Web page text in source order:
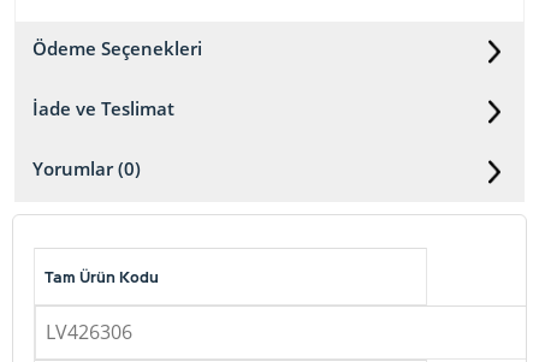
Ödeme Seçenekleri
İade ve Teslimat
Yorumlar (0)
Tam Ürün Kodu
LV426306